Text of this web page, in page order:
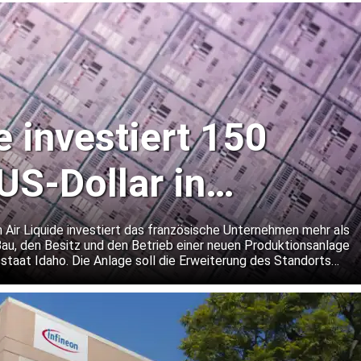
investiert 150
Dollar in
in Idaho
Liquide investiert das französische Unternehmen mehr als
den Besitz und den Betrieb einer neuen Produktionsanlage
Idaho. Die Anlage soll die Erweiterung des Standorts